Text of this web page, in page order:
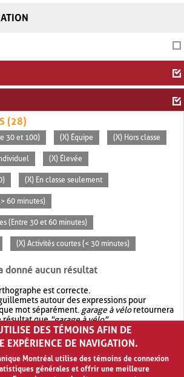
(28)
30 et 100) (X) Équipe (X) Hors classe
(X) Élevée
(X) En classe seulement
60 minutes)
(Entre 30 et 60 minutes)
(X) Activités courtes (< 30 minutes)
donné aucun résultat
est correcte.
autour des expressions pour
mot séparément. garage à véloretournera
résultat que"garage à vélo".
votre recherche avec OR.garage OR vélo
plus de résultat quegarage à vélo
DES TÉMOINS AFIN DE
EXPÉRIENCE DE NAVIGATION.
Montréal utilise des témoins de connexion
générales et offrir une meilleure